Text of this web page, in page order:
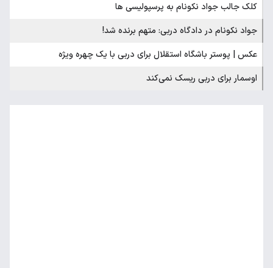
کلک جالب جواد نکونام به پرسپولیسی ها
جواد نکونام در دادگاه دربی: متهم برنده شد!
عکس | پوستر باشگاه استقلال برای دربی با یک چهره ویژه​
اوسمار برای دربی ریسک نمی‌کند